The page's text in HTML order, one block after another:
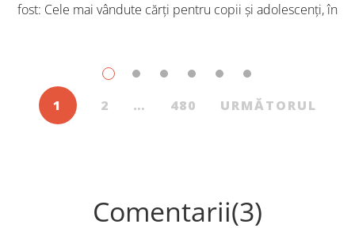
fost: Cele mai vândute cărți pentru copii și adolescenți, în
1 2 … 480 URMĂTORUL
Comentarii(3)